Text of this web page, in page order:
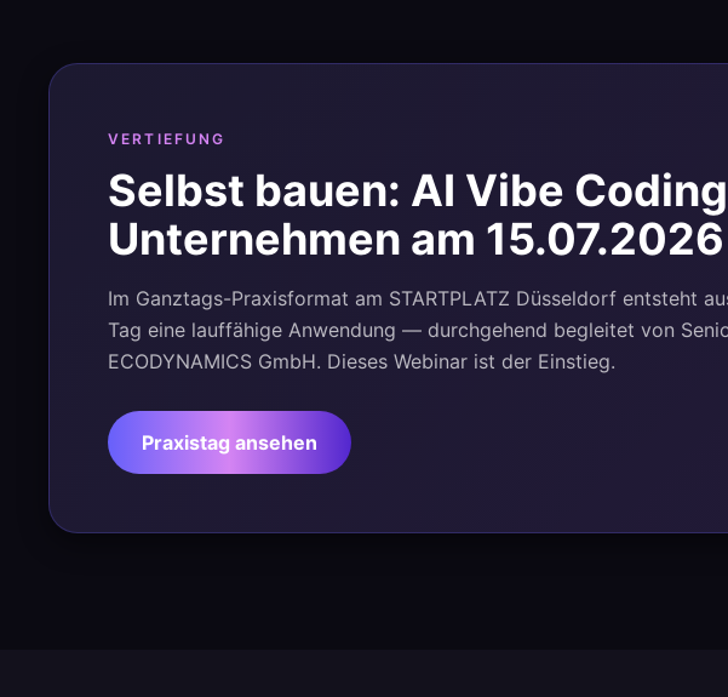
VERTIEFUNG
Selbst bauen: AI Vibe
Unternehmen am 15.07.2026
Im Ganztags-Praxisformat am STARTPLATZ Düsseldorf entsteht
Tag eine lauffähige Anwendung — durchgehend begleitet von
ECODYNAMICS GmbH. Dieses Webinar ist der Einstieg.
Praxistag ansehen